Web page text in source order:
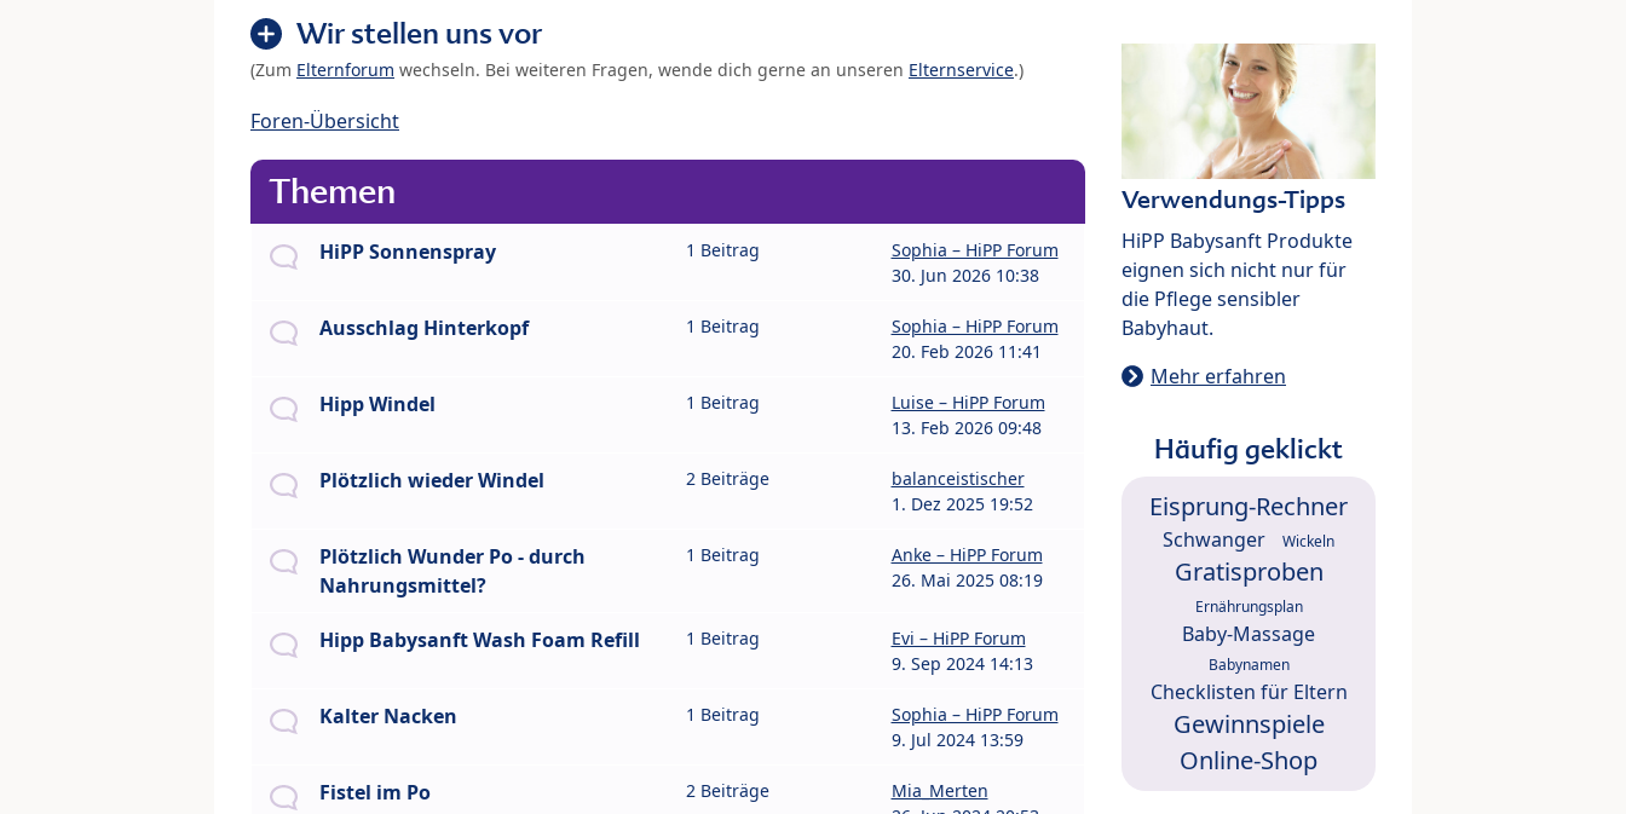
Wir stellen uns vor
(Zum Elternforum wechseln. Bei weiteren Fragen, wende dich gerne an unseren Elternservice.)
Foren-Übersicht
Themen
HiPP Sonnenspray 1 Beitrag
Sophia – HiPP Forum
30. Jun 2026 10:38
Ausschlag Hinterkopf 1 Beitrag
Sophia – HiPP Forum
20. Feb 2026 11:41
Hipp Windel 1 Beitrag
Luise – HiPP Forum
13. Feb 2026 09:48
Plötzlich wieder Windel 2 Beiträge
balanceistischer
1. Dez 2025 19:52
Plötzlich Wunder Po - durch
Nahrungsmittel?
1 Beitrag
Anke – HiPP Forum
26. Mai 2025 08:19
Hipp Babysanft Wash Foam Refill 1 Beitrag
Evi – HiPP Forum
9. Sep 2024 14:13
Kalter Nacken 1 Beitrag
Sophia – HiPP Forum
9. Jul 2024 13:59
Fistel im Po 2 Beiträge
Mia_Merten
Verwendungs-Tipps
HiPP Babysanft Produkte
eignen sich nicht nur für
die Pflege sensibler
Babyhaut.
Mehr erfahren
Häufig geklickt
Eisprung-Rechner
Schwanger Wickeln
Gratisproben
Ernährungsplan
Baby-Massage
Babynamen
Checklisten für Eltern
Gewinnspiele
Online-Shop